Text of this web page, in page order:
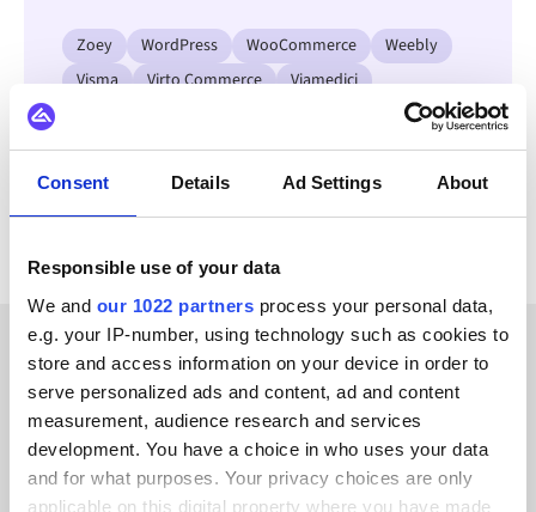
Consent Details Ad Settings About
Responsible use of your data
We and our 1022 partners process your personal data,
e.g. your IP-number, using technology such as cookies to
store and access information on your device in order to
serve personalized ads and content, ad and content
measurement, audience research and services
development. You have a choice in who uses your data
and for what purposes. Your privacy choices are only
applicable on this digital property where you have made
Zoey WordPress WooCommerce
Weebly
Visma
Virto Commerce
Viamedici
Se alla Faslet-integrationer
KUNDBERÄTTELSER
See how we’ve helped our
customers succeed